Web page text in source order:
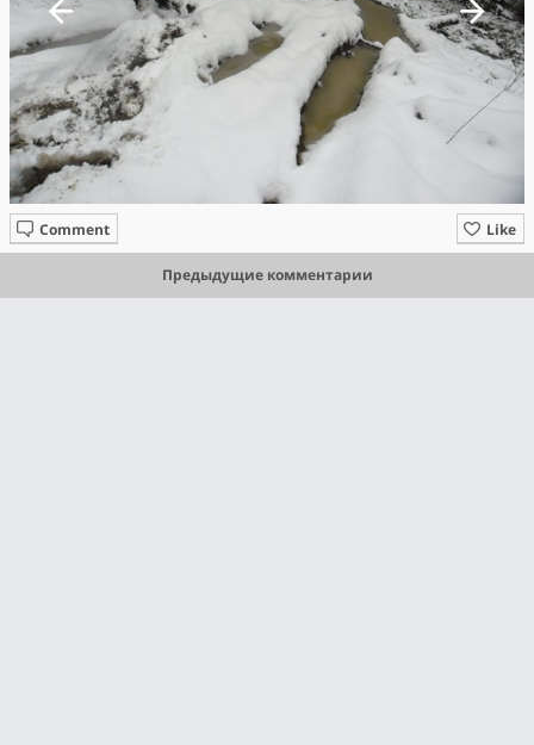
Like
Comment
Предыдущие комментарии